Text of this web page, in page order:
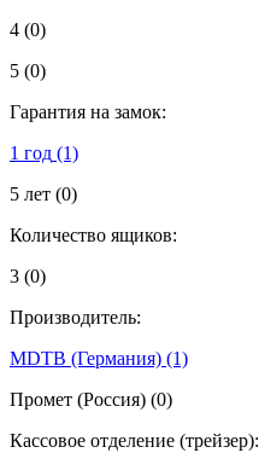
4 (0)
5 (0)
Гарантия на замок:
1 год (1)
5 лет (0)
Количество ящиков:
3 (0)
Производитель:
MDTB (Германия) (1)
Промет (Россия) (0)
Кассовое отделение (трейзер):